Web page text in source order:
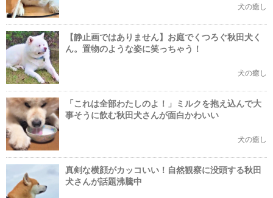
犬の癒し
【静止画ではありません】お庭でくつろぐ秋田犬く
ん。置物のような姿に笑っちゃう！
犬の癒し
「これは全部わたしのよ！」ミルクを抱え込んで大
事そうに飲む秋田犬さんが面白かわいい
犬の癒し
真剣な横顔がカッコいい！自然観察に没頭する秋田
犬さんが話題沸騰中